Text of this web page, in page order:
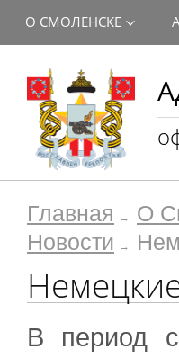
О СМОЛЕНСКЕ
Главная О
Новости
В период